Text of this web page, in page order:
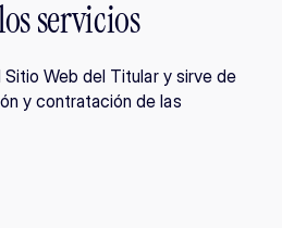
servicios
Web del Titular y sirve de
y contratación de las